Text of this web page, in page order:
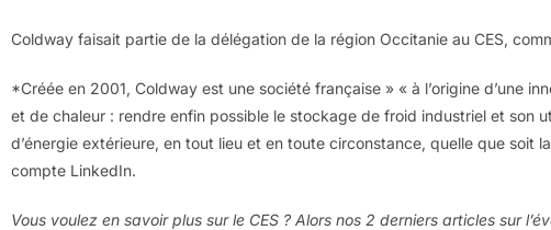
Coldway faisait partie de la délégation de la région Occitanie au CES,
*Créée en 2001, Coldway est une société française » « à l’origine d’une
et de chaleur : rendre enfin possible le stockage de froid industriel et son
d’énergie extérieure, en tout lieu et en toute circonstance, quelle que soit
compte LinkedIn.
Vous voulez en savoir plus sur le CES ? Alors nos 2 derniers articles sur